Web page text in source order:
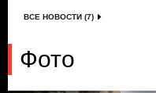
ВСЕ НОВОСТИ (7)
Фото